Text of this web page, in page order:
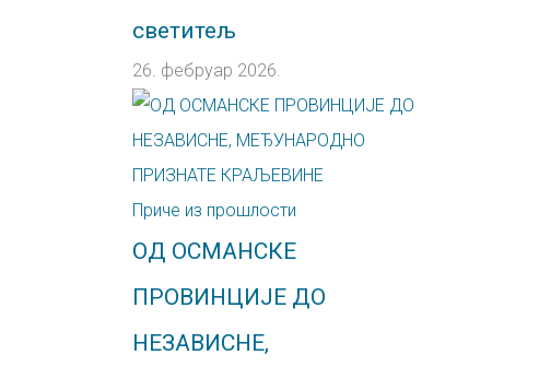
светитељ
26. фебруар 2026.
Приче из прошлости
ОД ОСМАНСКЕ
ПРОВИНЦИЈЕ ДО
НЕЗАВИСНЕ,